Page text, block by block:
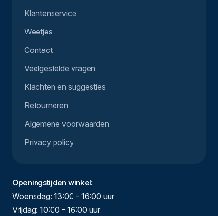
Klantenservice
Weetjes
Contact
Veelgestelde vragen
Klachten en suggesties
Retourneren
Algemene voorwaarden
Privacy policy
Openingstijden winkel:
Woensdag: 13:00 - 16:00 uur
Vrijdag: 10:00 - 16:00 uur